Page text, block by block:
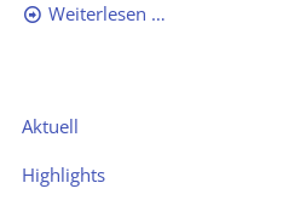
Weiterlesen …
Navigation
Aktuell
Highlights